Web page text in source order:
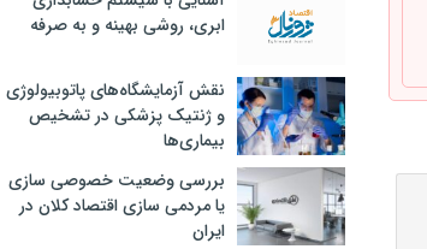
ابری، روشی بهینه و به صرفه
نقش آزمایشگاه‌های پاتوبیولوژی
و ژنتیک پزشکی در تشخیص
بیماری‌ها
بررسی وضعیت خصوصی سازی
یا مردمی سازی اقتصاد کلان در
ایران